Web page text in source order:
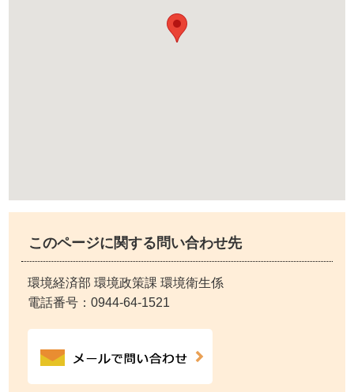
このページに関する問い合わせ先
環境経済部 環境政策課 環境衛生係
電話番号：0944-64-1521